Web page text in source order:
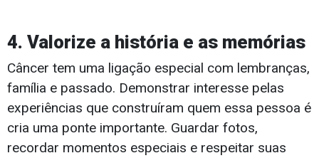
4. Valorize a história e as memórias
Câncer tem uma ligação especial com lembranças,
família e passado. Demonstrar interesse pelas
experiências que construíram quem essa pessoa é
cria uma ponte importante. Guardar fotos,
recordar momentos especiais e respeitar suas